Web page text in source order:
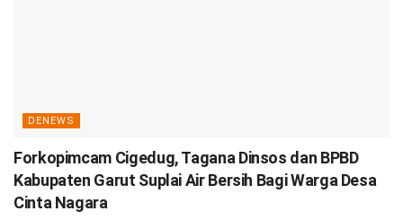
DENEWS
Forkopimcam Cigedug, Tagana Dinsos dan BPBD
Kabupaten Garut Suplai Air Bersih Bagi Warga Desa
Cinta Nagara